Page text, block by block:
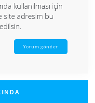
kullanılması için
site adresim bu